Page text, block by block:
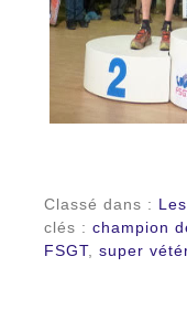
Classé dans :
clés : champion
FSGT, super